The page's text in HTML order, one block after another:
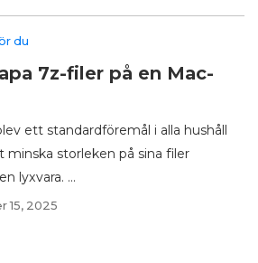
du
7z-filer på en Mac-
ett standardföremål i alla hushåll
minska storleken på sina filer
lyxvara. ...
15, 2025